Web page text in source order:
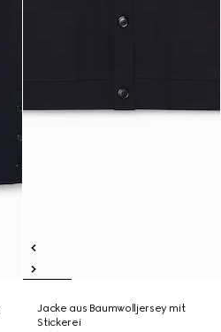
Jacke aus Baumwolljersey mit
Stickerei